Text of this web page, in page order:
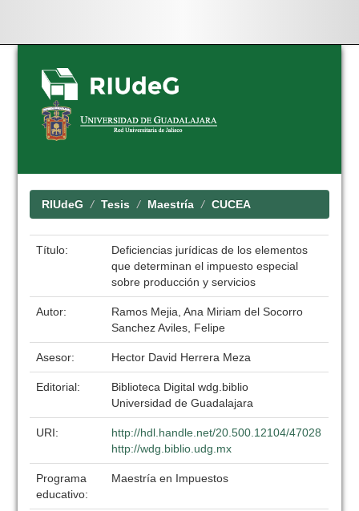
Skip
navigation
RIUdeG Tesis Maestría CUCEA
Título:
Deficiencias jurídicas de los elementos
que determinan el impuesto especial
sobre producción y servicios
Autor:
Ramos Mejia, Ana Miriam del Socorro
Sanchez Aviles, Felipe
Asesor: Hector David Herrera Meza
Editorial:
Biblioteca Digital wdg.biblio
Universidad de Guadalajara
URI:
http://hdl.handle.net/20.500.12104/47028
http://wdg.biblio.udg.mx
Programa
educativo:
Maestría en Impuestos